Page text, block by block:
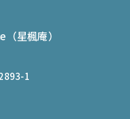
（星楓庵）
1